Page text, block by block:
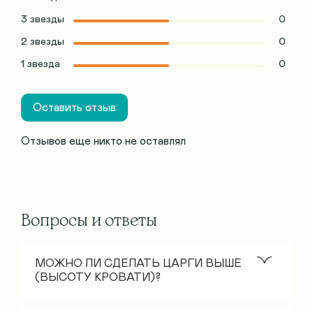
Отзывов еще никто не оставлял
3 звезды 0
2 звезды 0
1 звезда 0
Оставить отзыв
Вопросы и ответы
МОЖНО ЛИ СДЕЛАТЬ ЦАРГИ ВЫШЕ
(ВЫСОТУ КРОВАТИ)?